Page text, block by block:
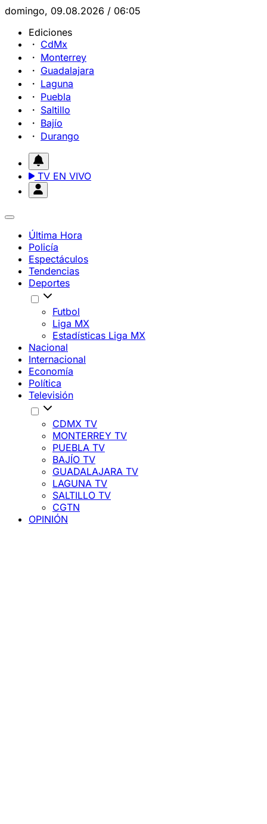
domingo, 09.08.2026 / 06:05
Ediciones
CdMx
Monterrey
Guadalajara
Laguna
Puebla
Saltillo
Bajío
Durango
TV EN VIVO
Última Hora
Policía
Espectáculos
Tendencias
Deportes
Futbol
Liga MX
Estadísticas Liga MX
Nacional
Internacional
Economía
Política
Televisión
CDMX TV
MONTERREY TV
PUEBLA TV
BAJÍO TV
GUADALAJARA TV
LAGUNA TV
SALTILLO TV
CGTN
OPINIÓN